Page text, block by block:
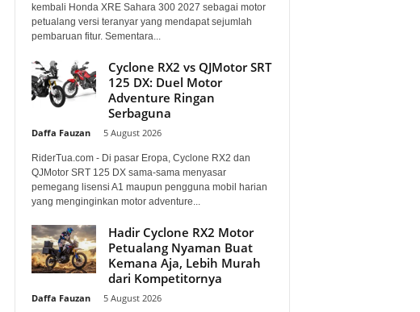
kembali Honda XRE Sahara 300 2027 sebagai motor
petualang versi teranyar yang mendapat sejumlah
pembaruan fitur. Sementara...
Cyclone RX2 vs QJMotor SRT
125 DX: Duel Motor
Adventure Ringan
Serbaguna
Daffa Fauzan 5 August 2026
RiderTua.com - Di pasar Eropa, Cyclone RX2 dan
QJMotor SRT 125 DX sama-sama menyasar
pemegang lisensi A1 maupun pengguna mobil harian
yang menginginkan motor adventure...
Hadir Cyclone RX2 Motor
Petualang Nyaman Buat
Kemana Aja, Lebih Murah
dari Kompetitornya
Daffa Fauzan 5 August 2026